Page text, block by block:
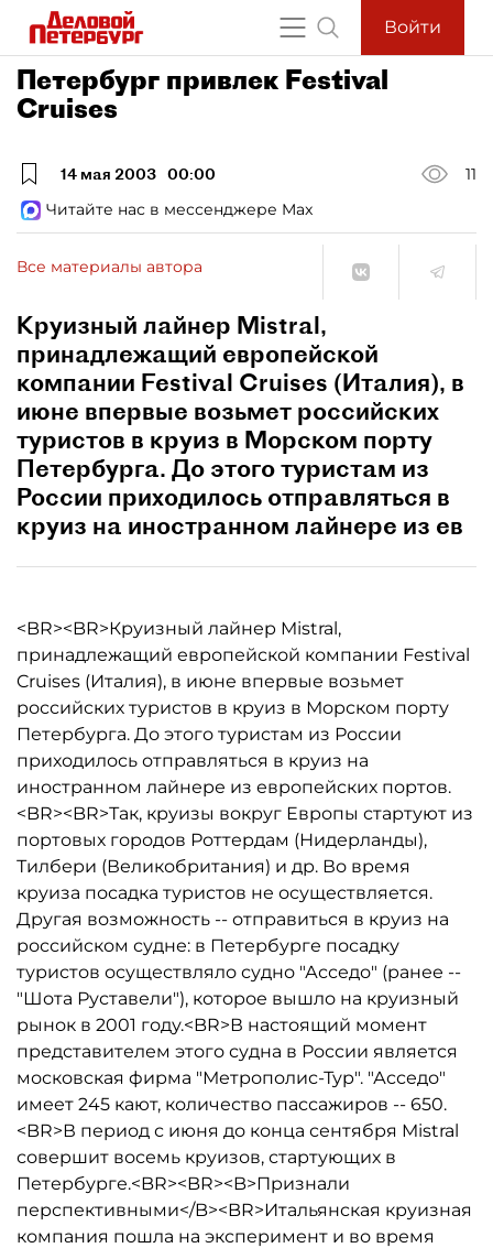
Войти
Петербург привлек Festival
Cruises
14 мая 2003 00:00
11
Читайте нас в мессенджере Max
Все материалы автора
Круизный лайнер Mistral,
принадлежащий европейской
компании Festival Cruises (Италия), в
июне впервые возьмет российских
туристов в круиз в Морском порту
Петербурга. До этого туристам из
России приходилось отправляться в
круиз на иностранном лайнере из ев
<BR><BR>Круизный лайнер Mistral,
принадлежащий европейской компании Festival
Cruises (Италия), в июне впервые возьмет
российских туристов в круиз в Морском порту
Петербурга. До этого туристам из России
приходилось отправляться в круиз на
иностранном лайнере из европейских портов.
<BR><BR>Так, круизы вокруг Европы стартуют из
портовых городов Роттердам (Нидерланды),
Тилбери (Великобритания) и др. Во время
круиза посадка туристов не осуществляется.
Другая возможность -- отправиться в круиз на
российском судне: в Петербурге посадку
туристов осуществляло судно "Асседо" (ранее --
"Шота Руставели"), которое вышло на круизный
рынок в 2001 году.<BR>В настоящий момент
представителем этого судна в России является
московская фирма "Метрополис-Тур". "Асседо"
имеет 245 кают, количество пассажиров -- 650.
<BR>В период с июня до конца сентября Mistral
совершит восемь круизов, стартующих в
Петербурге.<BR><BR><B>Признали
перспективными</B><BR>Итальянская круизная
компания пошла на эксперимент и во время